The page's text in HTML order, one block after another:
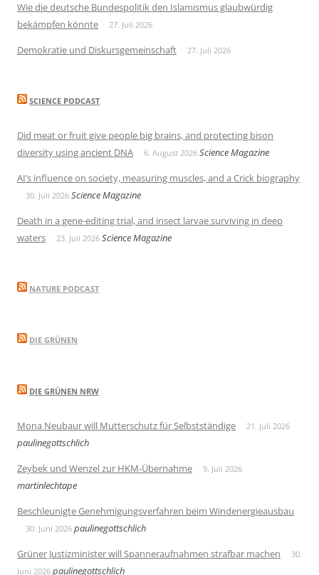
Wie die deutsche Bundespolitik den Islamismus glaubwürdig
bekämpfen könnte
27. Juli 2026
Demokratie und Diskursgemeinschaft 27. Juli 2026
SCIENCE PODCAST
Did meat or fruit give people big brains, and protecting bison
diversity using ancient DNA
6. August 2026 Science Magazine
AI’s influence on society, measuring muscles, and a Crick biography
30. Juli 2026 Science Magazine
Death in a gene-editing trial, and insect larvae surviving in deep
waters
23. Juli 2026 Science Magazine
NATURE PODCAST
DIE GRÜNEN
DIE GRÜNEN NRW
Mona Neubaur will Mutterschutz für Selbstständige 21. Juli 2026
paulinegottschlich
Zeybek und Wenzel zur HKM-Übernahme
9. Juli 2026
martinlechtape
Beschleunigte Genehmigungsverfahren beim Windenergieausbau
30. Juni 2026 paulinegottschlich
Grüner Justizminister will Spanneraufnahmen strafbar machen
30.
Juni 2026 paulinegottschlich